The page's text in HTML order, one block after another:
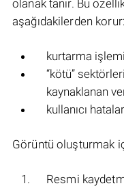
olanak tanır. Bu
aşağıdakilerden korur:
kurtarma
“kötü”
kaynaklanan
kullanıcı
Görüntü oluşturmak
Resmi